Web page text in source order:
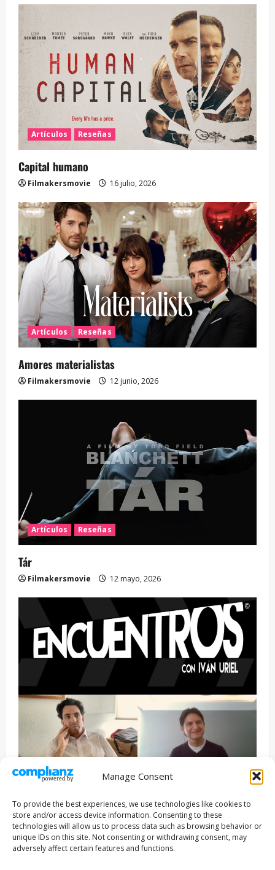
Manage Consent
To provide the best experiences, we use technologies like cookies to
store and/or access device information. Consenting to these
technologies will allow us to process data such as browsing behavior or
unique IDs on this site. Not consenting or withdrawing consent, may
adversely affect certain features and functions.
Artículos Reseñas
Capital humano
Filmakersmovie 16 julio, 2026
Artículos Reseñas
Amores materialistas
Filmakersmovie 12 junio, 2026
Artículos Reseñas
Tár
Filmakersmovie 12 mayo, 2026
Entrevista Series
ENCUENTROS CON IVÁN URIEL T3E22: JUAN PATRICIO
RIVEROLL
Filmakersmovie 5 mayo, 2026